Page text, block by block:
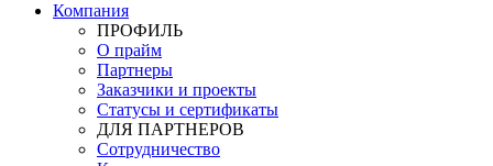
Компания
ПРОФИЛЬ
О прайм
Партнеры
Заказчики и проекты
Статусы и сертификаты
ДЛЯ ПАРТНЕРОВ
Сотрудничество